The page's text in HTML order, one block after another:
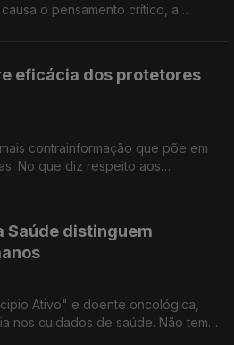
o pensamento crítico, a
eficácia dos protetores
contrainformação que põe em
No que diz respeito aos
Saúde distinguem
Ativo" e doente oncológica,
nos cuidados de saúde. Não tem